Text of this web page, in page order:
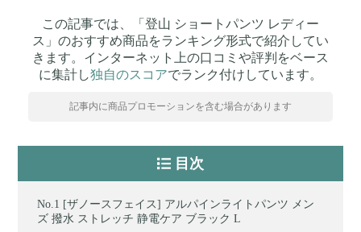
この記事では、「登山 ショートパンツ レディー
ス」のおすすめ商品をランキング形式で紹介してい
きます。インターネット上の口コミや評判をベース
に集計し独自のスコアでランク付けしています。
記事内に商品プロモーションを含む場合があります
目次
[ザノースフェイス] アルパインライトパンツ メン
ズ 撥水 ストレッチ 静電ケア ブラック L